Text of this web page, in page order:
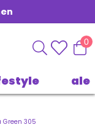
0
ale
Green 305